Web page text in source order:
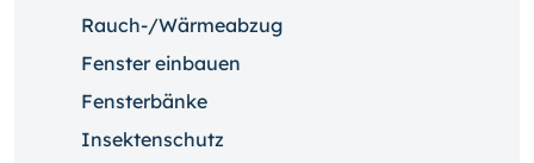
Rauch-/Wärmeabzug
Fenster einbauen
Fensterbänke
Insektenschutz